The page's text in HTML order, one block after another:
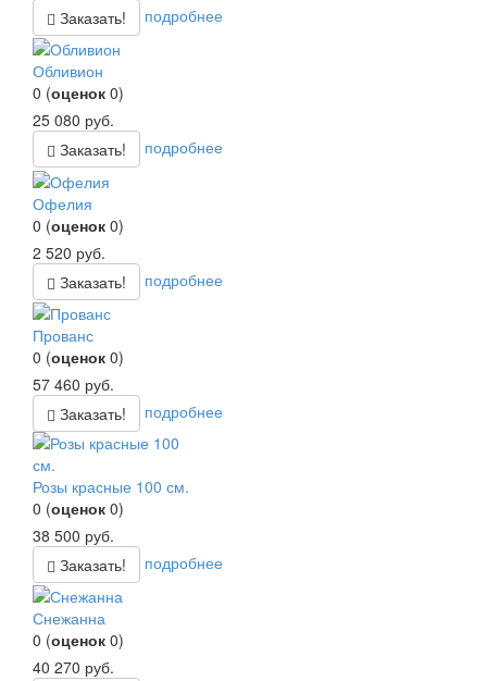
Заказать!
подробнее
Обливион
0 (оценок 0)
25 080 руб.
Заказать!
подробнее
Офелия
0 (оценок 0)
2 520 руб.
Заказать!
подробнее
Прованс
0 (оценок 0)
57 460 руб.
Заказать!
подробнее
Розы красные 100 см.
0 (оценок 0)
38 500 руб.
Заказать!
подробнее
Снежанна
0 (оценок 0)
40 270 руб.